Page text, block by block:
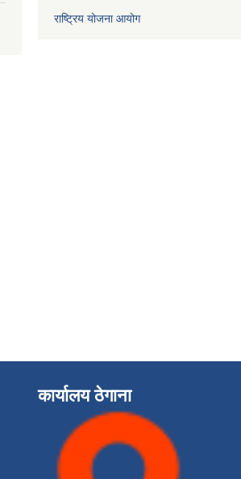
राष्ट्रिय योजना आयोग
कार्यालय ठेगाना